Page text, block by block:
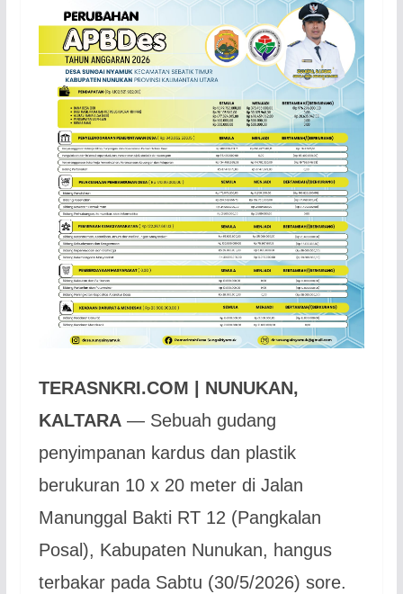
TERASNKRI.COM | NUNUKAN,
KALTARA— Sebuah gudang
penyimpanan kardus dan plastik
berukuran 10 x 20 meter di Jalan
Manunggal Bakti RT 12 (Pangkalan
Posal), Kabupaten Nunukan, hangus
terbakar pada Sabtu (30/5/2026) sore.